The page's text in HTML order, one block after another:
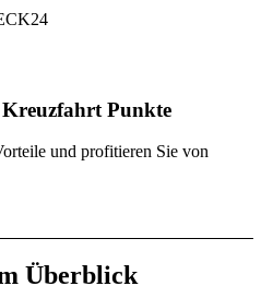
Kreuzfahrt Punkte
und profitieren Sie von
Überblick